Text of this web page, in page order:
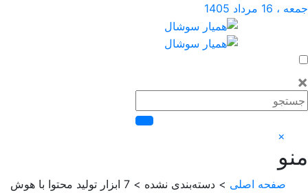
1405
صفحه اصلی
> دسته‌بندی نشده > 7 ابزار تولید محتوا با هوش